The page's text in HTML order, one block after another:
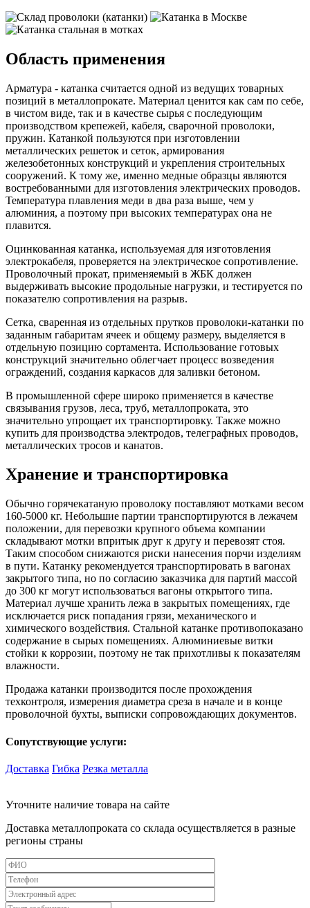
Область применения
Арматура - катанка считается одной из ведущих товарных
позиций в металлопрокате. Материал ценится как сам по себе,
в чистом виде, так и в качестве сырья с последующим
производством крепежей, кабеля, сварочной проволоки,
пружин. Катанкой пользуются при изготовлении
металлических решеток и сеток, армирования
железобетонных конструкций и укрепления строительных
сооружений. К тому же, именно медные образцы являются
востребованными для изготовления электрических проводов.
Температура плавления меди в два раза выше, чем у
алюминия, а поэтому при высоких температурах она не
плавится.
Оцинкованная катанка, используемая для изготовления
электрокабеля, проверяется на электрическое сопротивление.
Проволочный прокат, применяемый в ЖБК должен
выдерживать высокие продольные нагрузки, и тестируется по
показателю сопротивления на разрыв.
Сетка, сваренная из отдельных прутков проволоки-катанки по
заданным габаритам ячеек и общему размеру, выделяется в
отдельную позицию сортамента. Использование готовых
конструкций значительно облегчает процесс возведения
ограждений, создания каркасов для заливки бетоном.
В промышленной сфере широко применяется в качестве
связывания грузов, леса, труб, металлопроката, это
значительно упрощает их транспортировку. Также можно
купить для производства электродов, телеграфных проводов,
металлических тросов и канатов.
Хранение и транспортировка
Обычно горячекатаную проволоку поставляют мотками весом
160-5000 кг. Небольшие партии транспортируются в лежачем
положении, для перевозки крупного объема компании
складывают мотки впритык друг к другу и перевозят стоя.
Таким способом снижаются риски нанесения порчи изделиям
в пути. Катанку рекомендуется транспортировать в вагонах
закрытого типа, но по согласию заказчика для партий массой
до 300 кг могут использоваться вагоны открытого типа.
Материал лучше хранить лежа в закрытых помещениях, где
исключается риск попадания грязи, механического и
химического воздействия. Стальной катанке противопоказано
содержание в сырых помещениях. Алюминиевые витки
стойки к коррозии, поэтому не так прихотливы к показателям
влажности.
Продажа катанки производится после прохождения
техконтроля, измерения диаметра среза в начале и в конце
проволочной бухты, выписки сопровождающих документов.
Сопутствующие услуги:
Доставка Гибка Резка металла
Уточните наличие товара на сайте
Доставка металлопроката со склада осуществляется в разные
регионы страны